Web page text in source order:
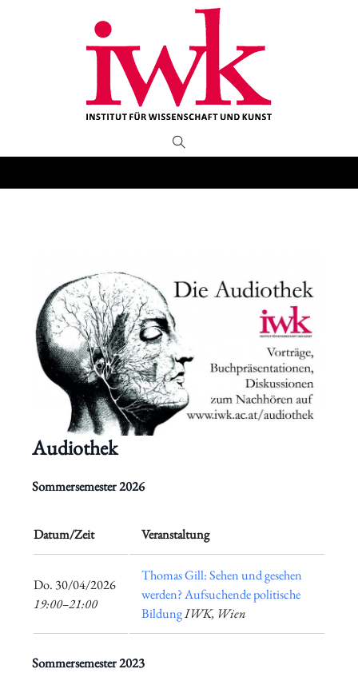
Audiothek
Sommersemester 2026
Datum/Zeit Veranstaltung
​Do. 30/04/2026
19:00–21:00
Thomas Gill: Sehen und gesehen
werden? Aufsuchende politische
BildungIWK, Wien
Sommersemester 2023